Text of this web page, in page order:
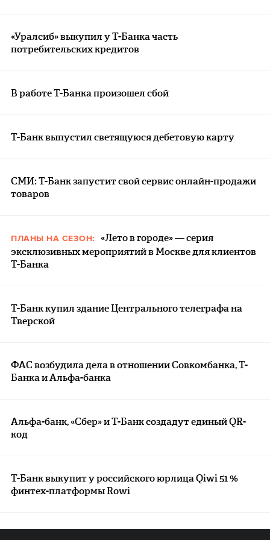
«Уралсиб» выкупил у Т-Банка часть
потребительских кредитов
В работе Т-Банка произошел сбой
Т-Банк выпустил светящуюся дебетовую карту
СМИ: Т-Банк запустит свой сервис онлайн-продажи
товаров
ПЛАНЫ НА СЕЗОН:
«Лето в городе» — серия
эксклюзивных мероприятий в Москве для клиентов
Т-Банка
Т-Банк купил здание Центрального телеграфа на
Тверской
ФАС возбудила дела в отношении Совкомбанка, Т-
Банка и Альфа-банка
Альфа-банк, «Сбер» и Т-Банк создадут единый QR-
код
Т-Банк выкупит у российского юрлица Qiwi 51 %
финтех-платформы Rowi